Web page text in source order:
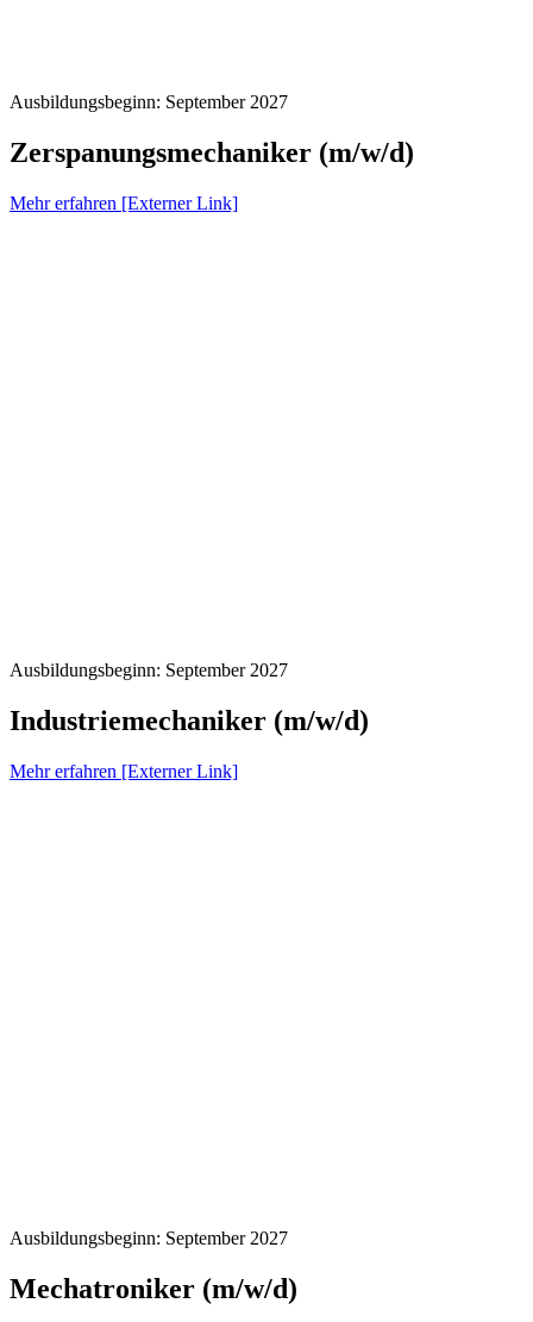
Ausbildungsbeginn: September 2027
Zerspanungsmechaniker (m/w/d)
Mehr erfahren [Externer Link]
Ausbildungsbeginn: September 2027
Industriemechaniker (m/w/d)
Mehr erfahren [Externer Link]
Ausbildungsbeginn: September 2027
Mechatroniker (m/w/d)